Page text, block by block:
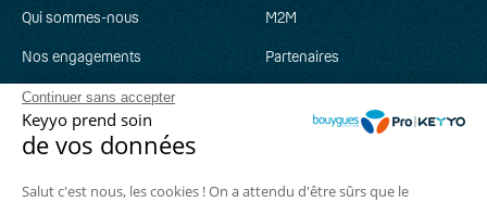
Continuer sans accepter
Keyyo prend soin
de vos données
Salut c'est nous, les cookies ! On a attendu d'être sûrs que le
Qui sommes-nous
Nos engagements
Recrutement
Parrainage
M2M
Partenaires